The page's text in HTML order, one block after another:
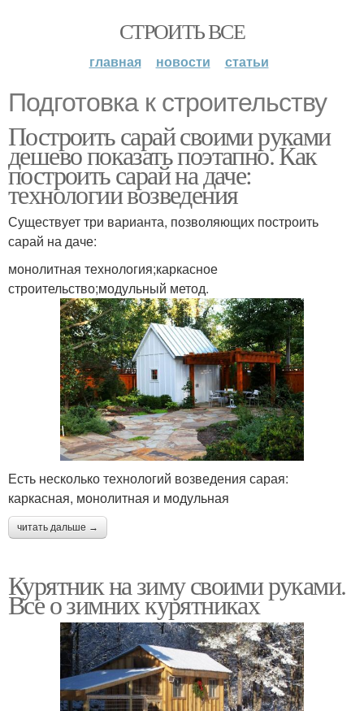
СТРОИТЬ ВСЕ
главная новости статьи
Подготовка к строительству
Построить сарай своими руками
дешево показать поэтапно. Как
построить сарай на даче:
технологии возведения
Существует три варианта, позволяющих построить
сарай на даче:
монолитная технология;каркасное
строительство;модульный метод.
Есть несколько технологий возведения сарая:
каркасная, монолитная и модульная
читать дальше →
Курятник на зиму своими руками.
Все о зимних курятниках